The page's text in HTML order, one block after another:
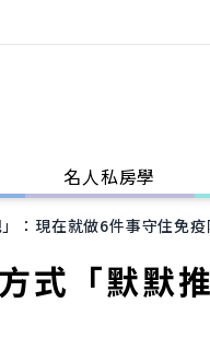
名人私房學
：現在就做6件事守住免
式「默默